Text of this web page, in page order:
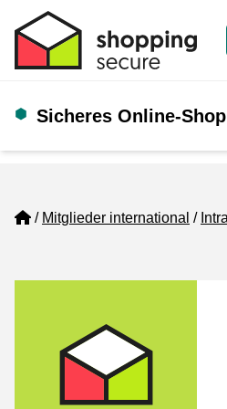
Sicheres Online-
Home
Mitglieder international